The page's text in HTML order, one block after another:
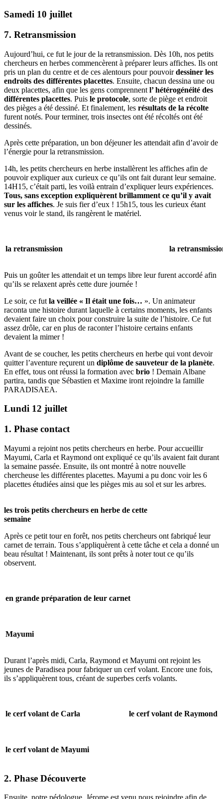
Samedi 10 juillet
7. Retransmission
Aujourd’hui, ce fut le jour de la retransmission. Dès 10h, nos petits
chercheurs en herbes commencèrent à préparer leurs affiches. Ils ont
pris un plan du centre et de ces alentours pour pouvoirdessiner les
endroits des différentes placettes. Ensuite, chacun dessina une ou
deux placettes, afin que les gens comprennent l’ hétérogénéité des
différentes placettes. Puis le protocole, sorte de piège et endroit
des pièges a été dessiné. Et finalement, les résultats de la récolte
furent notés. Pour terminer, trois insectes ont été récoltés ont été
dessinés.
Après cette préparation, un bon déjeuner les attendait afin d’avoir de
l’énergie pour la retransmission.
14h, les petits chercheurs en herbe installèrent les affiches afin de
pouvoir expliquer aux curieux ce qu’ils ont fait durant leur semaine.
14H15, c’était parti, les voilà entrain d’expliquer leurs expériences.
Tous, sans exception expliquèrent brillamment ce qu’il y avait
sur les affiches. Je suis fier d’eux ! 15h15, tous les curieux étant
venus voir le stand, ils rangèrent le matériel.
la retransmission la
Puis un goûter les attendait et un temps libre leur furent accordé afin
qu’ils se relaxent après cette dure journée !
Le soir, ce fut la veillée « Il était une fois… ». Un animateur
raconta une histoire durant laquelle à certains moments, les enfants
devaient faire un choix pour construire la suite de l’histoire. Ce fut
assez drôle, car en plus de raconter l’histoire certains enfants
devaient la mimer !
Avant de se coucher, les petits chercheurs en herbe qui vont devoir
quitter l’aventure reçurent un diplôme de sauveteur de la planète.
En effet, tous ont réussi la formation avec brio ! Demain Albane
partira, tandis que Sébastien et Maxime iront rejoindre la famille
PARADISAEA.
Lundi 12 juillet
1. Phase contact
Mayumi a rejoint nos petits chercheurs en herbe. Pour accueillir
Mayumi, Carla et Raymond ont expliqué ce qu’ils avaient fait durant
la semaine passée. Ensuite, ils ont montré à notre nouvelle
chercheuse les différentes placettes. Mayumi a pu donc voir les 6
placettes étudiées ainsi que les pièges mis au sol et sur les arbres.
les trois petits chercheurs en herbe de cette
semaine
Après ce petit tour en forêt, nos petits chercheurs ont fabriqué leur
carnet de terrain. Tous s’appliquèrent à cette tâche et cela a donné un
beau résultat ! Maintenant, ils sont prêts à noter tout ce qu’ils
observent.
en grande préparation de leur carnet
Mayumi
Durant l’après midi, Carla, Raymond et Mayumi ont rejoint les
jeunes de Paradisea pour fabriquer un cerf volant. Encore une fois,
ils s’appliquèrent tous, créant de superbes cerfs volants.
le cerf volant de Carla le cerf volant de Raymond
le cerf volant de Mayumi
2. Phase Découverte